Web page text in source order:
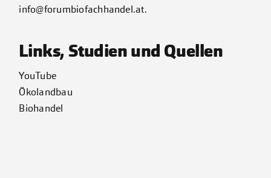
info@forumbiofachhandel.at.
Links, Studien und Quellen
YouTube
Ökolandbau
Biohandel